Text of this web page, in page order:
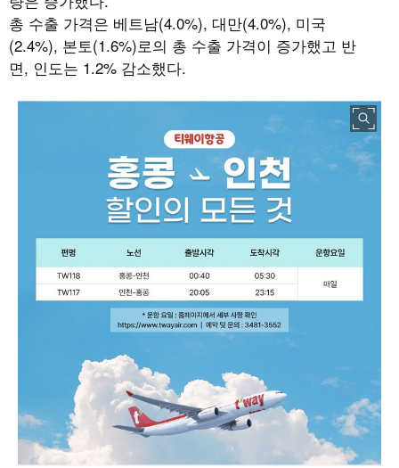
총 수출 가격은 베트남(4.0%), 대만(4.0%), 미국
(2.4%), 본토(1.6%)로의 총 수출 가격이 증가했고 반
면, 인도는 1.2% 감소했다.